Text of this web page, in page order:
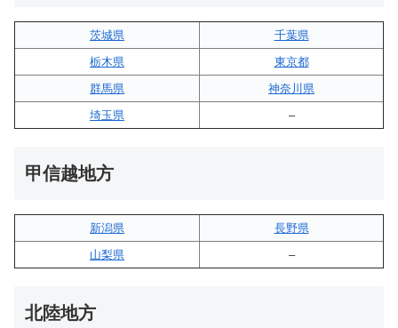
茨城県
千葉県
栃木県
東京都
群馬県
神奈川県
埼玉県
–
甲信越地方
新潟県
長野県
山梨県
–
北陸地方